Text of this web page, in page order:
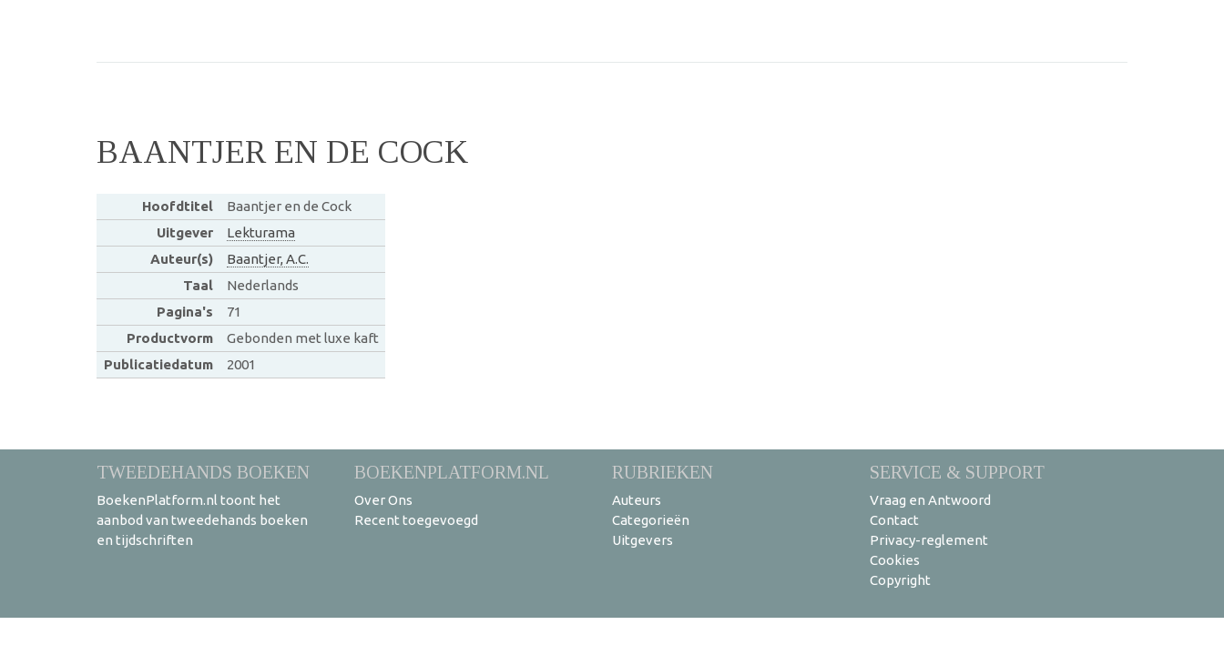
BAANTJER EN DE COCK
Hoofdtitel
Baantjer en de Cock
Uitgever
Lekturama
Auteur(s)
Baantjer, A.C.
Taal
Nederlands
Pagina's
71
Productvorm
Gebonden met luxe kaft
Publicatiedatum
2001
TWEEDEHANDS BOEKEN
BoekenPlatform.nl toont het
aanbod van tweedehands boeken
en tijdschriften
BOEKENPLATFORM.NL
Over Ons
Recent toegevoegd
RUBRIEKEN
Auteurs
Categorieën
Uitgevers
SERVICE & SUPPORT
Vraag en Antwoord
Contact
Privacy-reglement
Cookies
Copyright